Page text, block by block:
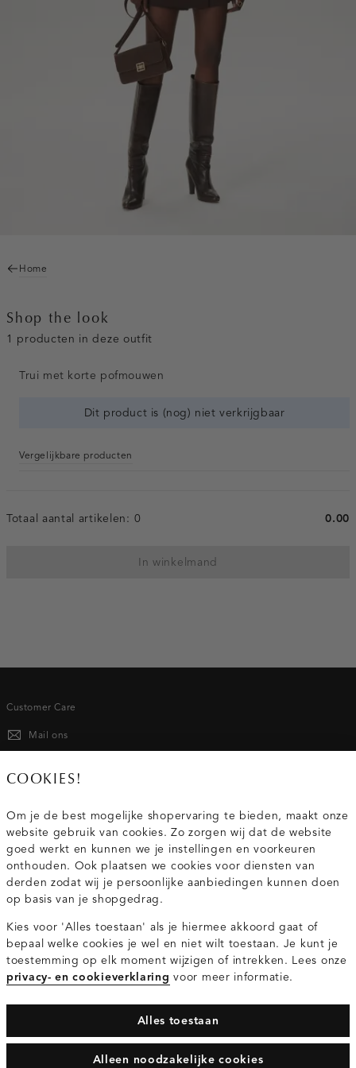
Home
Shop the look
1 producten in deze outfit
Trui met korte pofmouwen
Dit product is (nog) niet verkrijgbaar
Vergelijkbare producten
Totaal aantal artikelen: 0 0.00
In winkelmand
Customer Care
Mail ons
Service
Wij zijn Costes
Topcategorieën voor jou
Privacy- en cookieverklaringAlgemene Voorwaarden
COOKIES!
Om je de best mogelijke shopervaring te bieden, maakt onze
website gebruik van cookies. Zo zorgen wij dat de website
goed werkt en kunnen we je instellingen en voorkeuren
onthouden. Ook plaatsen we cookies voor diensten van
derden zodat wij je persoonlijke aanbiedingen kunnen doen
op basis van je shopgedrag.
Kies voor 'Alles toestaan' als je hiermee akkoord gaat of
bepaal welke cookies je wel en niet wilt toestaan. Je kunt je
toestemming op elk moment wijzigen of intrekken. Lees onze
privacy- en cookieverklaring voor meer informatie.
Alles toestaan
Alleen noodzakelijke cookies